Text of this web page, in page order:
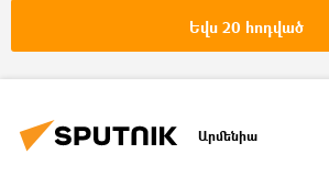
Եվս 20 հոդված
Արմենիա